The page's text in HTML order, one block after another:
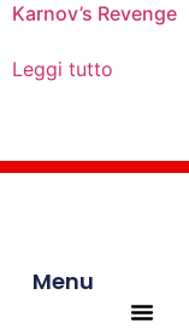
Karnov’s Revenge
Leggi tutto
Menu